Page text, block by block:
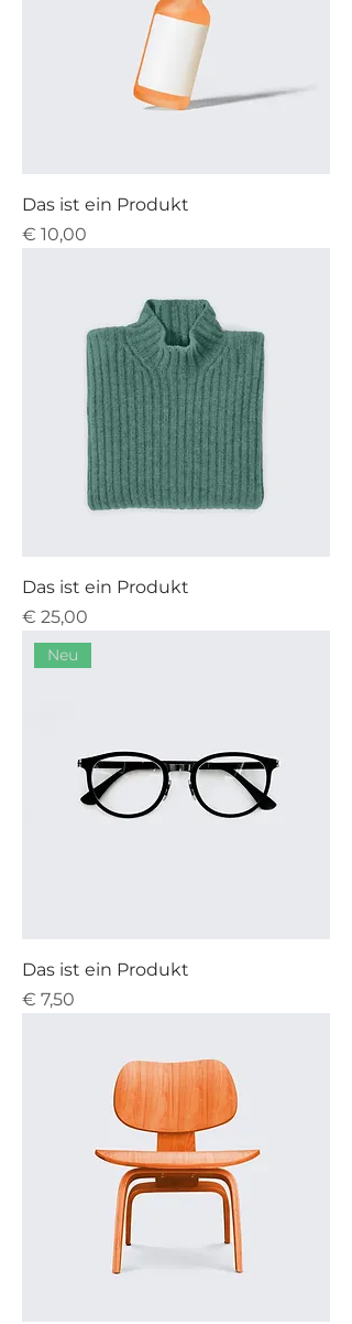
Das ist ein Produkt
Preis
€ 10,00
Das ist ein Produkt
Preis
€ 25,00
Neu
Das ist ein Produkt
Preis
€ 7,50